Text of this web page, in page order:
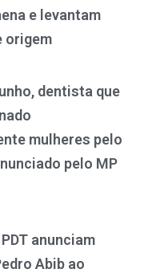
e levantam
origem
dentista que
mulheres pelo
pelo MP
PDT anunciam
Abib ao